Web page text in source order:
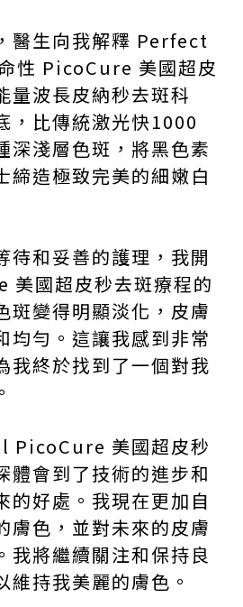
醫生向我解釋 Perfect
性 PicoCure 美國超皮
量波長皮納秒去斑科
，比傳統激光快1000
深淺層色斑，將黑色素
締造極致完美的細嫩白
待和妥善的護理，我開
美國超皮秒去斑療程的
斑變得明顯淡化，皮膚
均勻。這讓我感到非常
我終於找到了一個對我
PicoCure 美國超皮秒
體會到了技術的進步和
的好處。我現在更加自
膚色，並對未來的皮膚
我將繼續關注和保持良
維持我美麗的膚色。